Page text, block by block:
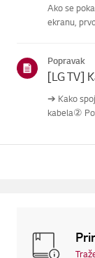
Ako se
ekranu,
Popravak
[LG TV]
➔ Kako
kabela②